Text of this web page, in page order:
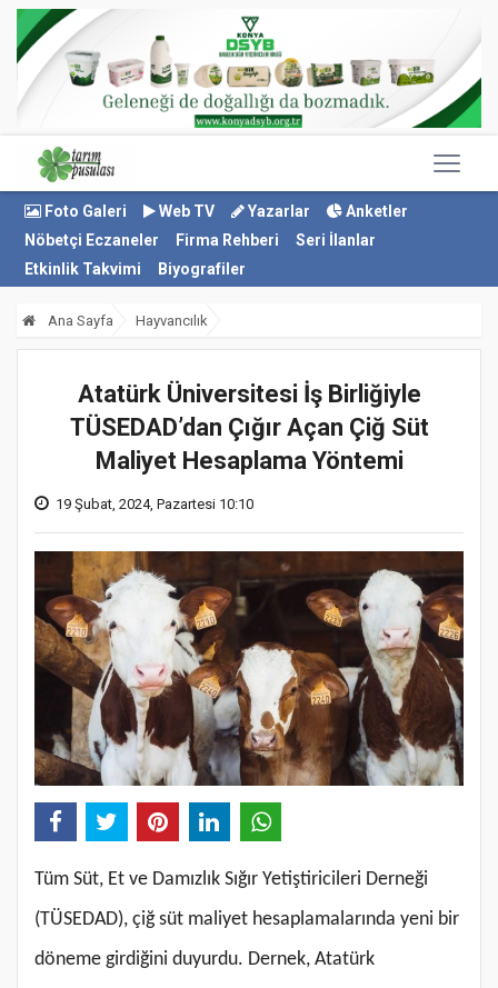
Foto Galeri Web TV Yazarlar
Anketler
Nöbetçi Eczaneler
Firma Rehberi
Seri İlanlar
Etkinlik Takvimi
Biyografiler
Ana Sayfa Hayvancılık
Atatürk Üniversitesi İş Birliğiyle
TÜSEDAD’dan Çığır Açan Çiğ Süt
Maliyet Hesaplama Yöntemi
19 Şubat, 2024, Pazartesi 10:10
Tüm Süt, Et ve Damızlık Sığır Yetiştiricileri Derneği
(TÜSEDAD), çiğ süt maliyet hesaplamalarında yeni bir
döneme girdiğini duyurdu. Dernek, Atatürk